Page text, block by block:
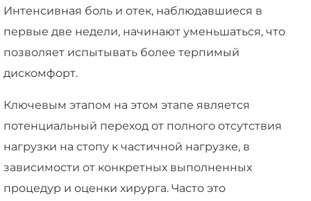
Интенсивная боль и отек, наблюдавшиеся в
первые две недели, начинают уменьшаться, что
позволяет испытывать более терпимый
дискомфорт.
Ключевым этапом на этом этапе является
потенциальный переход от полного отсутствия
нагрузки на стопу к частичной нагрузке, в
зависимости от конкретных выполненных
процедур и оценки хирурга. Часто это